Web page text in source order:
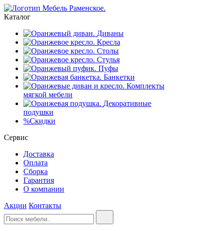
Каталог
Диваны
Кресла
Столы
Стулья
Пуфы
Банкетки
Комплекты
мягкой мебели
Декоративные
подушки
%Скидки
Сервис
Доставка
Оплата
Сборка
Гарантия
О компании
Акции Контакты